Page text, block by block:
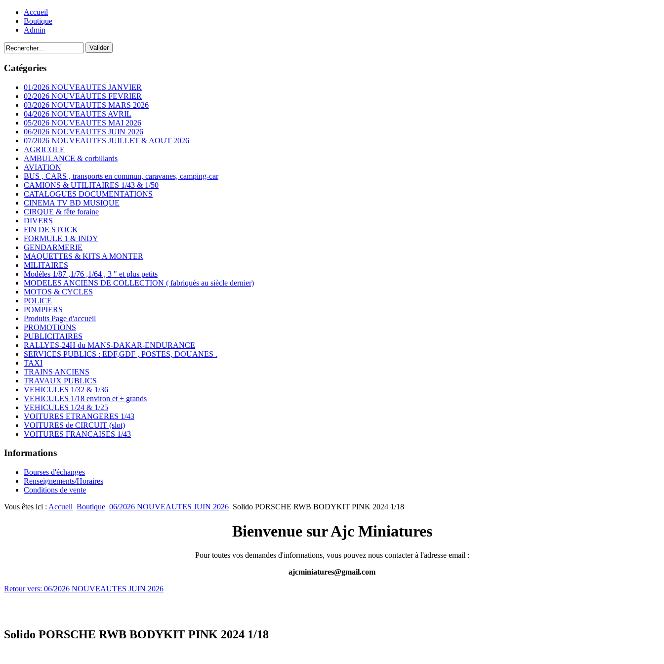
Accueil
Boutique
Admin
Catégories
01/2026 NOUVEAUTES JANVIER
02/2026 NOUVEAUTES FEVRIER
03/2026 NOUVEAUTES MARS 2026
04/2026 NOUVEAUTES AVRIL
05/2026 NOUVEAUTES MAI 2026
06/2026 NOUVEAUTES JUIN 2026
07/2026 NOUVEAUTES JUILLET & AOUT 2026
AGRICOLE
AMBULANCE & corbillards
AVIATION
BUS , CARS , transports en commun, caravanes, camping-car
CAMIONS & UTILITAIRES 1/43 & 1/50
CATALOGUES DOCUMENTATIONS
CINEMA TV BD MUSIQUE
CIRQUE & fête foraine
DIVERS
FIN DE STOCK
FORMULE 1 & INDY
GENDARMERIE
MAQUETTES & KITS A MONTER
MILITAIRES
Modèles 1/87 ,1/76 ,1/64 , 3 " et plus petits
MODELES ANCIENS DE COLLECTION ( fabriqués au siècle dernier)
MOTOS & CYCLES
POLICE
POMPIERS
Produits Page d'accueil
PROMOTIONS
PUBLICITAIRES
RALLYES-24H du MANS-DAKAR-ENDURANCE
SERVICES PUBLICS : EDF,GDF , POSTES, DOUANES .
TAXI
TRAINS ANCIENS
TRAVAUX PUBLICS
VEHICULES 1/32 & 1/36
VEHICULES 1/18 environ et + grands
VEHICULES 1/24 & 1/25
VOITURES ETRANGERES 1/43
VOITURES de CIRCUIT (slot)
VOITURES FRANCAISES 1/43
Informations
Bourses d'échanges
Renseignements/Horaires
Conditions de vente
Vous êtes ici : Accueil Boutique 06/2026 NOUVEAUTES JUIN 2026 Solido PORSCHE RWB BODYKIT PINK 2024 1/18
Bienvenue sur Ajc Miniatures
Pour toutes vos demandes d'informations, vous pouvez nous contacter à l'adresse email :
ajcminiatures@gmail.com
Retour vers: 06/2026 NOUVEAUTES JUIN 2026
Solido PORSCHE RWB BODYKIT PINK 2024 1/18